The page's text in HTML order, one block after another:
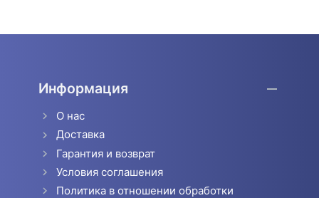
Информация
О нас
Доставка
Гарантия и возврат
Условия соглашения
Политика в отношении обработки